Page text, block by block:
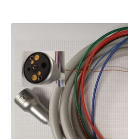
Kontakt
Reparaturservice
Wichtige Infos
Unsere Firma